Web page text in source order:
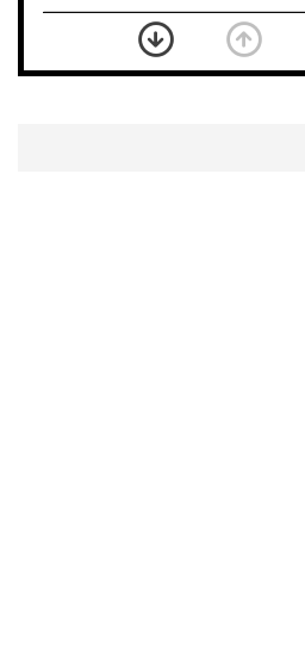
بعد 7 أشهر من تعرضه لحادث
مروع.. جوشوا يفوز على برينغا